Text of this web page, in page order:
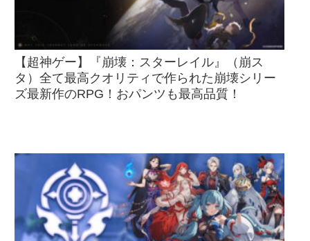
【超神ゲー】『崩壊：スターレイル』（崩ス
タ）全て最高クオリティで作られた崩壊シリー
ズ最新作のRPG！おパンツも最高品質！